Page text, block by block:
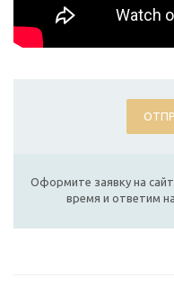
Оформите заявку на
время и ответим